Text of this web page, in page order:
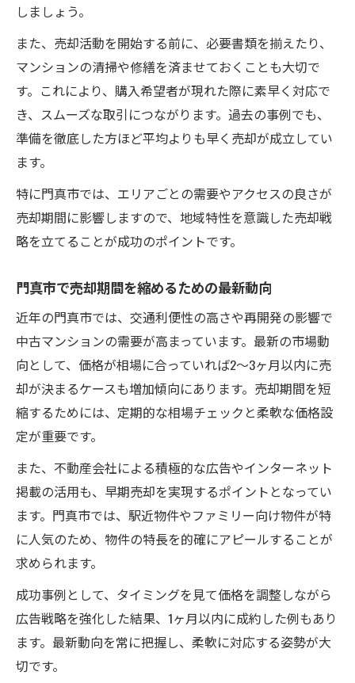
しましょう。
また、売却活動を開始する前に、必要書類を揃えたり、
マンションの清掃や修繕を済ませておくことも大切で
す。これにより、購入希望者が現れた際に素早く対応で
き、スムーズな取引につながります。過去の事例でも、
準備を徹底した方ほど平均よりも早く売却が成立してい
ます。
特に門真市では、エリアごとの需要やアクセスの良さが
売却期間に影響しますので、地域特性を意識した売却戦
略を立てることが成功のポイントです。
門真市で売却期間を縮めるための最新動向
近年の門真市では、交通利便性の高さや再開発の影響で
中古マンションの需要が高まっています。最新の市場動
向として、価格が相場に合っていれば2〜3ヶ月以内に売
却が決まるケースも増加傾向にあります。売却期間を短
縮するためには、定期的な相場チェックと柔軟な価格設
定が重要です。
また、不動産会社による積極的な広告やインターネット
掲載の活用も、早期売却を実現するポイントとなってい
ます。門真市では、駅近物件やファミリー向け物件が特
に人気のため、物件の特長を的確にアピールすることが
求められます。
成功事例として、タイミングを見て価格を調整しながら
広告戦略を強化した結果、1ヶ月以内に成約した例もあり
ます。最新動向を常に把握し、柔軟に対応する姿勢が大
切です。